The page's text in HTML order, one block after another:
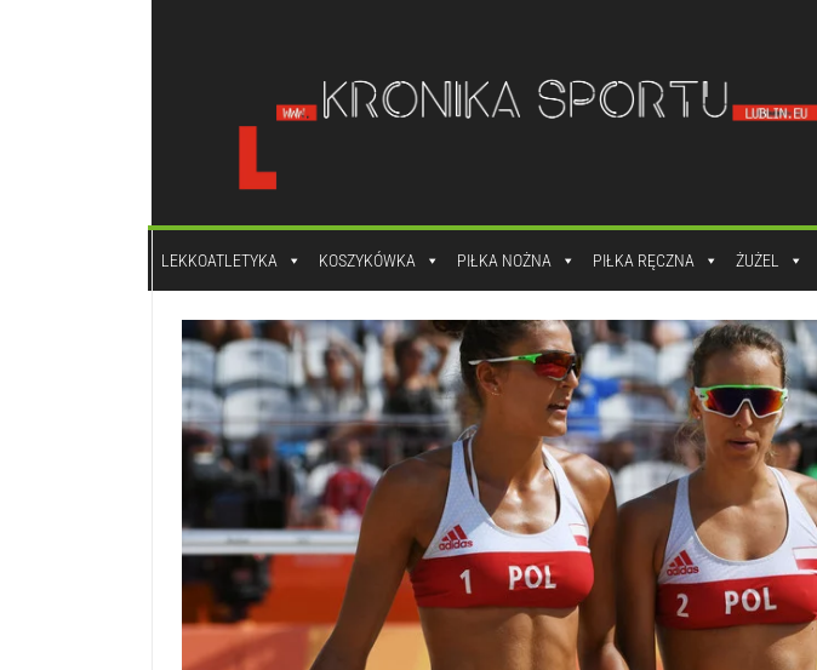
LEKKOATLETYKA KOSZYKÓWKA PIŁKA NOŻNA PIŁKA RĘCZNA ŻUŻEL